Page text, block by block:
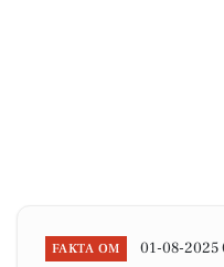
FAKTA OM 01-08-2025